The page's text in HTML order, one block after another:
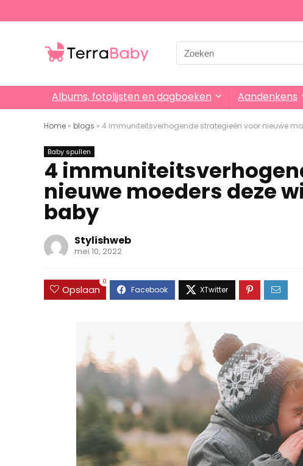
Search
for:
Albums, fotolijsten en dagboeken Aandenkens
Home » blogs » 4 immuniteitsverhogende strategieën voor nieuwe
Baby spullen
4
nieuwe moeders deze
baby
Stylishweb
mei 10, 2022
Opslaan
0